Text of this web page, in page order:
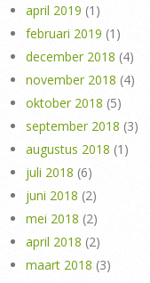
april 2019 (1)
februari 2019 (1)
december 2018 (4)
november 2018 (4)
oktober 2018 (5)
september 2018 (3)
augustus 2018 (1)
juli 2018 (6)
juni 2018 (2)
mei 2018 (2)
april 2018 (2)
maart 2018 (3)